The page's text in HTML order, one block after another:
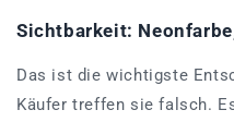
Sichtbarkeit:
Das ist die wichtigste
Käufer treffen sie falsch.